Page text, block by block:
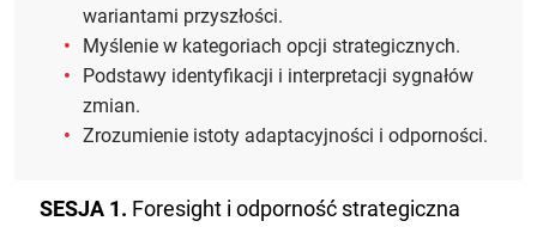
wariantami przyszłości.
Myślenie w kategoriach opcji strategicznych.
Podstawy identyfikacji i interpretacji sygnałów
zmian.
Zrozumienie istoty adaptacyjności i odporności.
SESJA 1. Foresight i odporność strategiczna